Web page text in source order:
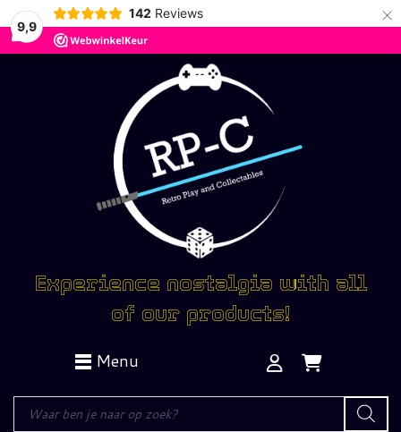
9,9
142 Reviews ×
Experience nostalgia with all
of our products!
Menu
Producten
zoeken